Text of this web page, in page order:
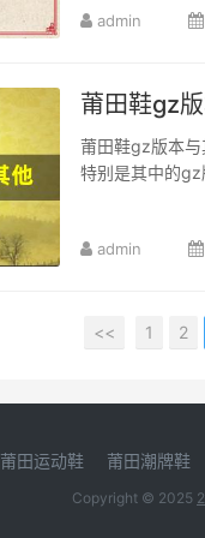
admin
莆田鞋gz
莆田鞋gz版本
特别是其中的gz
admin
<< 1 2
莆田运动鞋 莆田潮牌鞋
Copyright © 2025